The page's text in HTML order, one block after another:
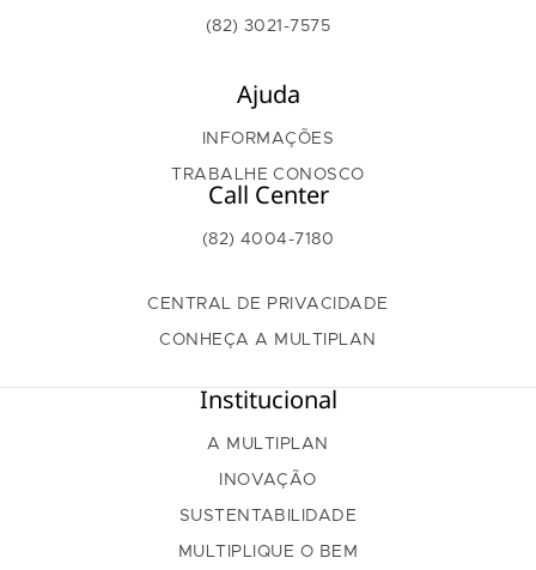
(82) 3021-7575
Ajuda
INFORMAÇÕES
TRABALHE CONOSCO
Call Center
(82) 4004-7180
CENTRAL DE PRIVACIDADE
CONHEÇA A MULTIPLAN
Institucional
A MULTIPLAN
INOVAÇÃO
SUSTENTABILIDADE
MULTIPLIQUE O BEM